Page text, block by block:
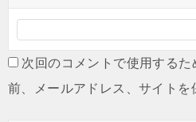
次回のコメントで使用する
前、メールアドレス、サイトを